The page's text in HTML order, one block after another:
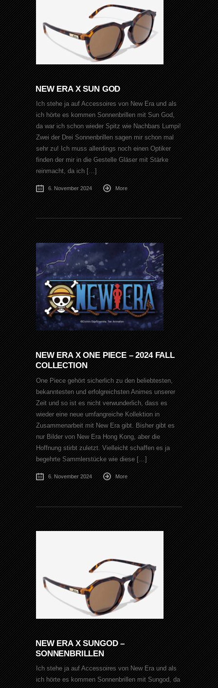
NEW ERA X SUN GOD
Ich stehe ja auf Accessoires von New Era und als
ich hörte es kommen Sonnenbrillen mit Sun God,
da war ich schon wieder Spitz wie Nachbars Lumpi!
Zwei der Drei Sonnenbrillen sagen mir schon mal
sehr zu! Ich muss allerdings noch einen Optiker
finden der mir in die Gestelle Gläser mit Stärke
reinmacht, da ich […]
6. November 2024 More
NEW ERA X ONE PIECE – 2024 FALL
COLLECTION
One Piece gehört sicherlich zu den beliebtesten,
bekanntesten und erfolgreichsten Animes unserer
Zeit und so ist es nicht verwunderlich, dass es
wieder eine neue umfangreiche Kollektion in
Zusammenarbeit mit New Era gibt. Bisher gibt es
nur Bilder von New Era Hong Kong, aber die
Hoffnung stirbt zuletzt. Vielleicht schaffen es ja
begehrte Sammlerstücke wie diese […]
6. November 2024 More
NEW ERA X SUNGOD –
SONNENBRILLEN
Ich stehe ja auf Accessoires von New Era und als
ich hörte es kommen Sonnenbrillen mit Sungod, da